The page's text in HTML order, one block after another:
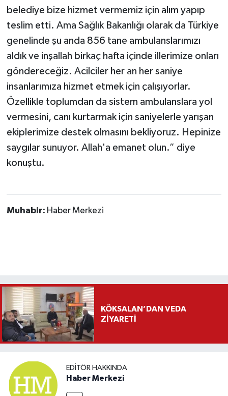
belediye bize hizmet vermemiz için alım yapıp
teslim etti. Ama Sağlık Bakanlığı olarak da Türkiye
genelinde şu anda 856 tane ambulanslarımızı
aldık ve inşallah birkaç hafta içinde illerimize onları
göndereceğiz. Acilciler her an her saniye
insanlarımıza hizmet etmek için çalışıyorlar.
Özellikle toplumdan da sistem ambulanslara yol
vermesini, canı kurtarmak için saniyelerle yarışan
ekiplerimize destek olmasını bekliyoruz. Hepinize
saygılar sunuyor. Allah'a emanet olun.” diye
konuştu.
Muhabir: Haber Merkezi
KÖKSALAN’DAN VEDA
ZİYARETİ
EDITÖR HAKKINDA
Haber Merkezi